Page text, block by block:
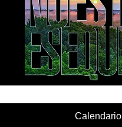
Calendario